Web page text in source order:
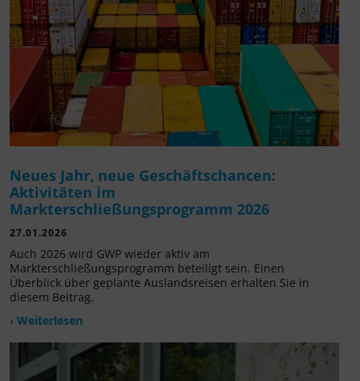
Neues Jahr, neue Geschäftschancen:
Aktivitäten im
Markterschließungsprogramm 2026
27.01.2026
Auch 2026 wird GWP wieder aktiv am
Markterschließungsprogramm beteiligt sein. Einen
Überblick über geplante Auslandsreisen erhalten Sie in
diesem Beitrag.
› Weiterlesen